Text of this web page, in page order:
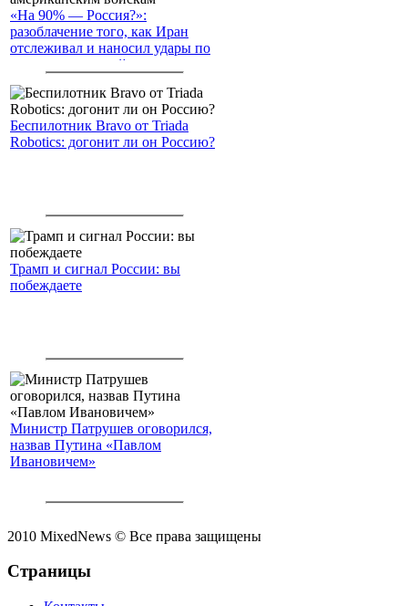
«На 90% — Россия?»:
разоблачение того, как Иран
отслеживал и наносил удары по
американским войскам
Беспилотник Bravo от Triada
Robotics: догонит ли он Россию?
Трамп и сигнал России: вы
побеждаете
Министр Патрушев оговорился,
назвав Путина «Павлом
Ивановичем»
2010 MixedNews © Все права защищены
Страницы